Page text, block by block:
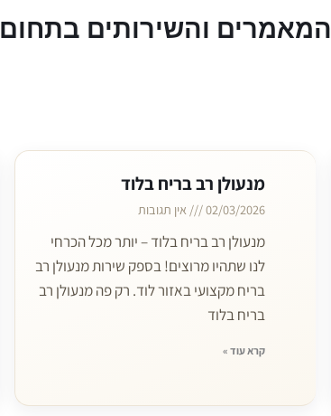
המאמרים והשירותים בתחום
מנעולן רב בריח בלוד
02/03/2026 אין תגובות
מנעולן רב בריח בלוד – יותר מכל הכרחי
לנו שתהיו מרוצים! בספק שירות מנעולן רב
בריח מקצועי באזור לוד. רק פה מנעולן רב
בריח בלוד
קרא עוד »